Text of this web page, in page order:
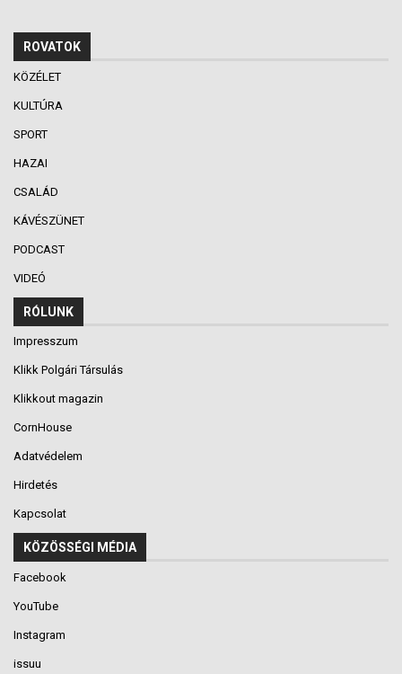
ROVATOK
KÖZÉLET
KULTÚRA
SPORT
HAZAI
CSALÁD
KÁVÉSZÜNET
PODCAST
VIDEÓ
RÓLUNK
Impresszum
Klikk Polgári Társulás
Klikkout magazin
CornHouse
Adatvédelem
Hirdetés
Kapcsolat
KÖZÖSSÉGI MÉDIA
Facebook
YouTube
Instagram
issuu